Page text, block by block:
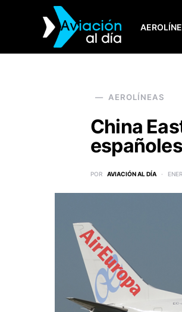
SEARCH FOR:
AEROLÍNEAS
China
POR AVIACIÓN AL DÍA